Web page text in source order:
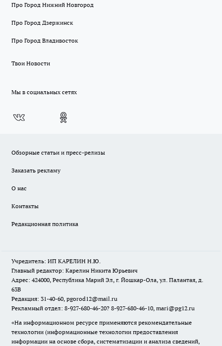
Про Город Нижний Новгород
Про Город Дзержинск
Про Город Владивосток
Твои Новости
Мы в социальных сетях
Обзорные статьи и пресс-релизы
Заказать рекламу
О нас
Контакты
Редакционная политика
Учредитель: ИП КАРЕЛИН Н.Ю.
Главный редактор: Карелин Никита Юрьевич
Адрес: 424000, Республика Марий Эл, г. Йошкар-Ола, ул. Палантая, д.
63В
Редакция: 31-40-60, pgorod12@mail.ru
Рекламный отдел: 8-927-680-46-20? 8-927-680-46-10, mari@pg12.ru
«На информационном ресурсе применяются рекомендательные
технологии (информационные технологии предоставления
информации на основе сбора, систематизации и анализа сведений,